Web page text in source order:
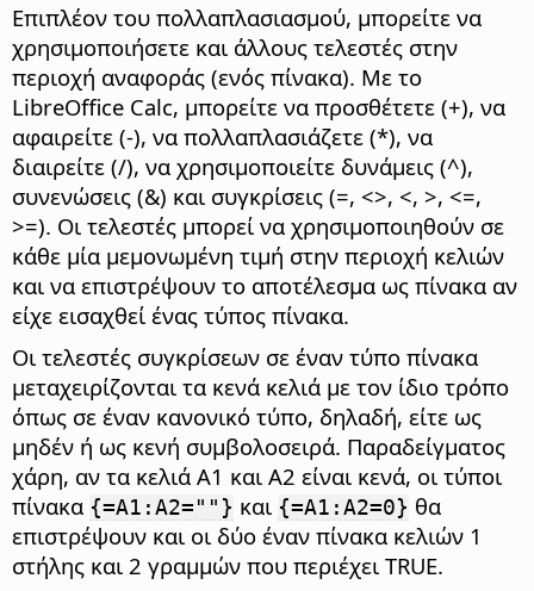
Επιπλέον του πολλαπλασιασμού, μπορείτε να
χρησιμοποιήσετε και άλλους τελεστές στην
περιοχή αναφοράς (ενός πίνακα). Με το
LibreOffice Calc, μπορείτε να προσθέτετε (+), να
αφαιρείτε (-), να πολλαπλασιάζετε (*), να
διαιρείτε (/), να χρησιμοποιείτε δυνάμεις (^),
συνενώσεις (&) και συγκρίσεις (=, <>, <, >, <=,
>=). Οι τελεστές μπορεί να χρησιμοποιηθούν σε
κάθε μία μεμονωμένη τιμή στην περιοχή κελιών
και να επιστρέψουν το αποτέλεσμα ως πίνακα αν
είχε εισαχθεί ένας τύπος πίνακα.
Οι τελεστές συγκρίσεων σε έναν τύπο πίνακα
μεταχειρίζονται τα κενά κελιά με τον ίδιο τρόπο
όπως σε έναν κανονικό τύπο, δηλαδή, είτε ως
μηδέν ή ως κενή συμβολοσειρά. Παραδείγματος
χάρη, αν τα κελιά Α1 και Α2 είναι κενά, οι τύποι
πίνακα {=A1:A2=""} και {=A1:A2=0} θα
επιστρέψουν και οι δύο έναν πίνακα κελιών 1
στήλης και 2 γραμμών που περιέχει TRUE.